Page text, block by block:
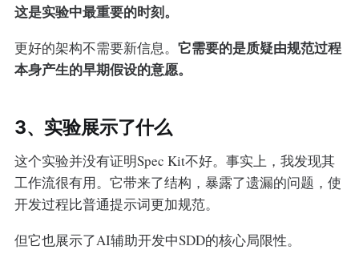
这是实验中最重要的时刻。
更好的架构不需要新信息。 它需要的是质疑由规范过程
本身产生的早期假设的意愿。
3、实验展示了什么
这个实验并没有证明Spec Kit不好。事实上，我发现其
工作流很有用。它带来了结构，暴露了遗漏的问题，使
开发过程比普通提示词更加规范。
但它也展示了AI辅助开发中SDD的核心局限性。